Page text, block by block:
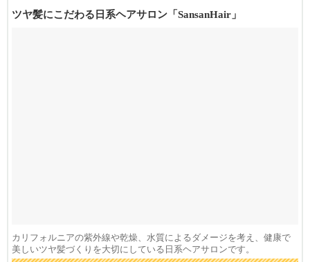
ツヤ髪にこだわる日系ヘアサロン「SansanHair」
カリフォルニアの紫外線や乾燥、水質によるダメージを考え、健康で
美しいツヤ髪づくりを大切にしている日系ヘアサロンです。